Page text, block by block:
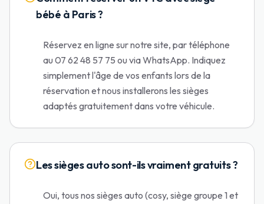
bébé à Paris ?
Réservez en ligne sur notre site, par téléphone
au 07 62 48 57 75 ou via WhatsApp. Indiquez
simplement l'âge de vos enfants lors de la
réservation et nous installerons les sièges
adaptés gratuitement dans votre véhicule.
Les sièges auto sont-ils vraiment gratuits ?
Oui, tous nos sièges auto (cosy, siège groupe 1 et